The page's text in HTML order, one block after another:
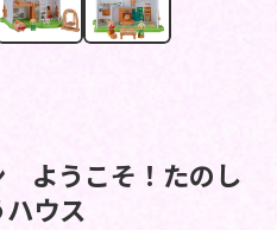
ようこそ！たのし
ウス